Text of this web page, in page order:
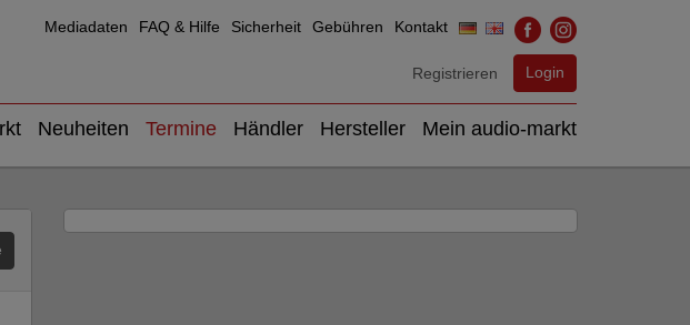
Mediadaten FAQ & Hilfe Sicherheit Gebühren Kontakt
Registrieren Login
Neuheiten Termine Händler Hersteller Mein audio-markt